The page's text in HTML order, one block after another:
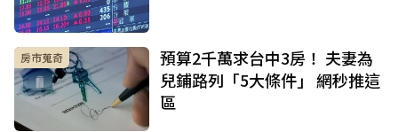
房市蒐奇
預算2千萬求台中3房！ 夫妻為
兒鋪路列「5大條件」 網秒推這
區